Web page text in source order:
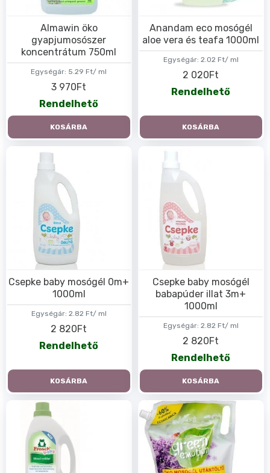
Egységár: 5.29 Ft/ ml
Almawin öko
gyapjumosószer
koncentrátum 750ml
3 970Ft
Rendelhető
KOSÁRBA
Egységár: 2.02 Ft/ ml
Anandam eco mosógél
aloe vera és teafa 1000ml
2 020Ft
Rendelhető
KOSÁRBA
Egységár: 2.82 Ft/ ml
Csepke baby mosógél 0m+
1000ml
2 820Ft
Rendelhető
KOSÁRBA
Egységár: 2.82 Ft/ ml
Csepke baby mosógél
babapúder illat 3m+
1000ml
2 820Ft
Rendelhető
KOSÁRBA